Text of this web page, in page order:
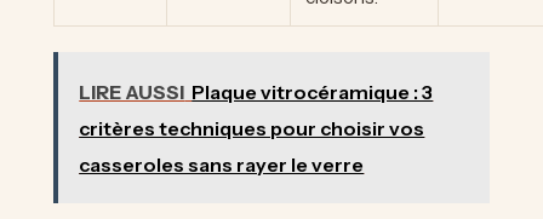
LIRE AUSSI Plaque vitrocéramique : 3
critères techniques pour choisir vos
casseroles sans rayer le verre